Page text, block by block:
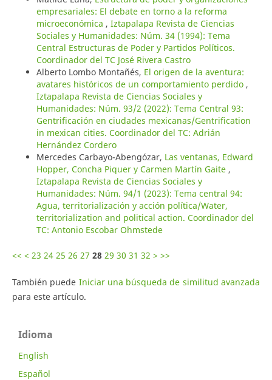
empresariales: El debate en torno a la reforma
microeconómica , Iztapalapa Revista de Ciencias
Sociales y Humanidades: Núm. 34 (1994): Tema
Central Estructuras de Poder y Partidos Políticos.
Coordinador del TC José Rivera Castro
Alberto Lombo Montañés, El origen de la aventura:
avatares históricos de un comportamiento perdido ,
Iztapalapa Revista de Ciencias Sociales y
Humanidades: Núm. 93/2 (2022): Tema Central 93:
Gentrificación en ciudades mexicanas/Gentrification
in mexican cities. Coordinador del TC: Adrián
Hernández Cordero
Mercedes Carbayo-Abengózar, Las ventanas, Edward
Hopper, Concha Piquer y Carmen Martín Gaite ,
Iztapalapa Revista de Ciencias Sociales y
Humanidades: Núm. 94/1 (2023): Tema central 94:
Agua, territorialización y acción política/Water,
territorialization and political action. Coordinador del
TC: Antonio Escobar Ohmstede
<< < 23 24 25 26 27 28 29 30 31 32 > >>
También puede Iniciar una búsqueda de similitud avanzada
para este artículo.
Idioma
English
Español